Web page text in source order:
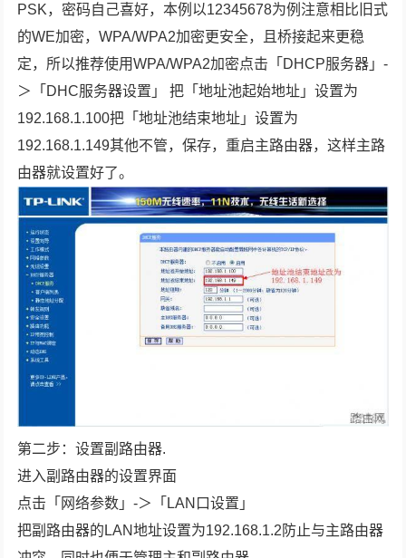
PSK，密码自己喜好，本例以12345678为例注意相比旧式
的WE加密，WPA/WPA2加密更安全，且桥接起来更稳
定，所以推荐使用WPA/WPA2加密点击「DHCP服务器」-
＞「DHC服务器设置」 把「地址池起始地址」设置为
192.168.1.100把「地址池结束地址」设置为
192.168.1.149其他不管，保存，重启主路由器，这样主路
由器就设置好了。
第二步：设置副路由器.
进入副路由器的设置界面
点击「网络参数」-＞「LAN口设置」
把副路由器的LAN地址设置为192.168.1.2防止与主路由器